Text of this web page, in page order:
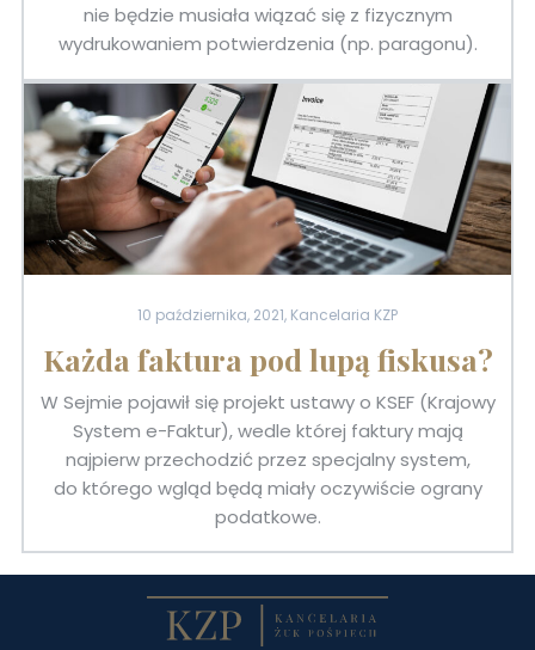
nie będzie musiała wiązać się z fizycznym
wydrukowaniem potwierdzenia (np. paragonu).
10 października, 2021, Kancelaria KZP
Każda faktura pod lupą fiskusa?
W Sejmie pojawił się projekt ustawy o KSEF (Krajowy
System e-Faktur), wedle której faktury mają
najpierw przechodzić przez specjalny system,
do którego wgląd będą miały oczywiście ograny
podatkowe.